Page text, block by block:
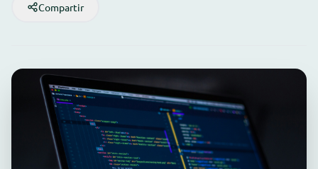
Compartir